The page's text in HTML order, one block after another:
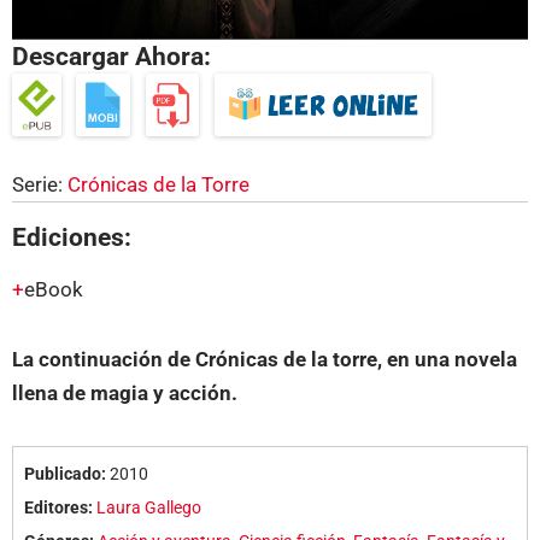
Descargar Ahora:
Serie: Crónicas de la Torre
Ediciones:
eBook
La continuación de Crónicas de la torre, en una novela
llena de magia y acción.
Publicado: 2010
Editores: Laura Gallego